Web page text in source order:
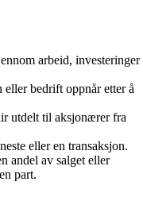
arbeid, investeringer
eller bedrift oppnår etter å
utdelt til aksjonærer fra
eller en transaksjon.
andel av salget eller
part.